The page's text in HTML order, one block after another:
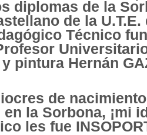
diplomas de la
de la U.T.E.
Técnico
pintura Hernán
de
la Sorbona, ¡mi
les fue